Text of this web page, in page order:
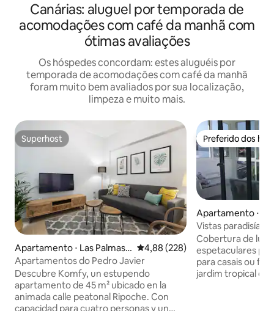
Canárias: aluguel por temporada de
acomodações com café da manhã com
ótimas avaliações
Os hóspedes concordam: estes aluguéis por
temporada de acomodações com café da manhã
foram muito bem avaliados por sua localização,
limpeza e muito mais.
Superhost
Superhost
Apartamento ⋅ Las Palmas
da Gran Canária
4,88 de uma avaliação média de
4,88 (228)
Apartamentos do Pedro Javier
Descubre Komfy, un estupendo
apartamento de 45 m² ubicado en la
animada calle peatonal Ripoche. Con
capacidad para cuatro personas y un
Preferido dos
Preferido dos
Apartamento ⋅ El
Vistas
Cobertura de
espetaculares
para casais ou
jardim tropical de